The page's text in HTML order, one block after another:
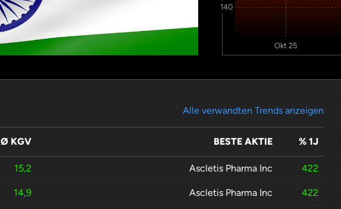
140
Okt 25
Ø KGV BESTE AKTIE % 1J
15,2 Ascletis Pharma Inc 422
14,9 Ascletis Pharma Inc 422
Alle verwandten Trends anzeigen